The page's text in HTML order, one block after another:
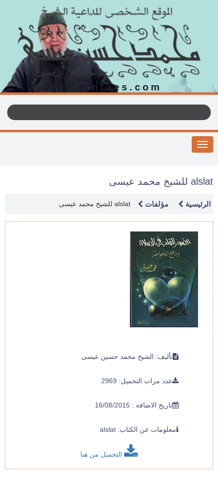
www.nfaes.com
Toggle
navigation
alslat للشيخ محمد عيسى
الرئيسية مؤلفات alslat للشيخ محمد عيسى
تأليف: الشيخ محمد حسين عيسى
عدد مرات التحميل: 2969
تاريخ الاضافة : 16/08/2015
معلومات عن الكتاب: alslat
التحميل من هنا